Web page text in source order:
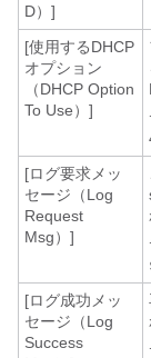
D）]
[使用するDHCP
オプション
（DHCP Option
To Use）]
[ログ要求メッ
セージ（Log
Request
Msg）]
[ログ成功メッ
セージ（Log
Success